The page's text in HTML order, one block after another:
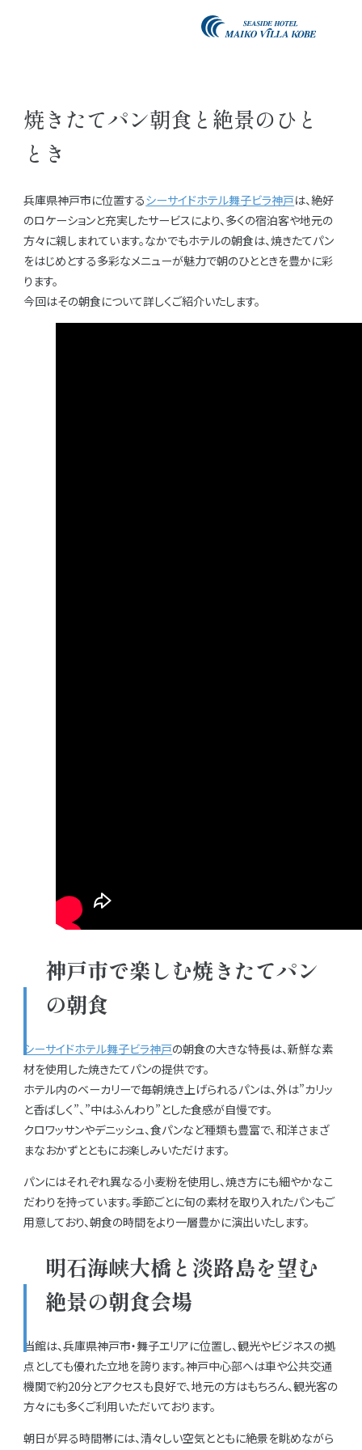
焼きたてパン朝食と絶景のひと
とき
兵庫県神戸市に位置するシーサイドホテル舞子ビラ神戸は、絶好
のロケーションと充実したサービスにより、多くの宿泊客や地元の
方々に親しまれています。なかでもホテルの朝食は、焼きたてパン
をはじめとする多彩なメニューが魅力で朝のひとときを豊かに彩
ります。
今回はその朝食について詳しくご紹介いたします。
神戸市で楽しむ焼きたてパン
の朝食
シーサイドホテル舞子ビラ神戸の朝食の大きな特長は、新鮮な素
材を使用した焼きたてパンの提供です。
ホテル内のベーカリーで毎朝焼き上げられるパンは、外は”カリッ
と香ばしく”、”中はふんわり”とした食感が自慢です。
クロワッサンやデニッシュ、食パンなど種類も豊富で、和洋さまざ
まなおかずとともにお楽しみいただけます。
パンにはそれぞれ異なる小麦粉を使用し、焼き方にも細やかなこ
だわりを持っています。季節ごとに旬の素材を取り入れたパンもご
用意しており、朝食の時間をより一層豊かに演出いたします。
明石海峡大橋と淡路島を望む
絶景の朝食会場
当館は、兵庫県神戸市・舞子エリアに位置し、観光やビジネスの拠
点としても優れた立地を誇ります。神戸中心部へは車や公共交通
機関で約20分とアクセスも良好で、地元の方はもちろん、観光客の
方々にも多くご利用いただいております。
朝日が昇る時間帯には、清々しい空気とともに絶景を眺めながら